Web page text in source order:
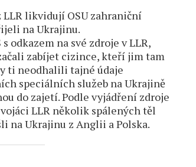
likvidují OSU zahraniční
na Ukrajinu.
odkazem na své zdroje v LLR,
zabíjet cizince, kteří jim tam
ti neodhalili tajné údaje
speciálních služeb na Ukrajině
do zajetí. Podle vyjádření zdroje
LLR několik spálených těl
na Ukrajinu z Anglii a Polska.